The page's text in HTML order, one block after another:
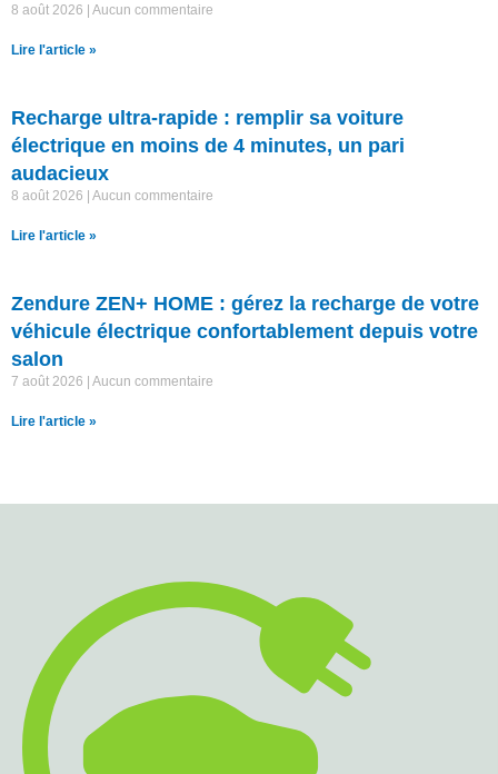
8 août 2026 Aucun commentaire
Lire l'article »
Recharge ultra-rapide : remplir sa voiture
électrique en moins de 4 minutes, un pari
audacieux
8 août 2026 Aucun commentaire
Lire l'article »
Zendure ZEN+ HOME : gérez la recharge de votre
véhicule électrique confortablement depuis votre
salon
7 août 2026 Aucun commentaire
Lire l'article »